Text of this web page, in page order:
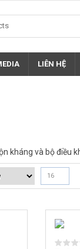
LIÊN HỆ
kháng và bộ điều
16